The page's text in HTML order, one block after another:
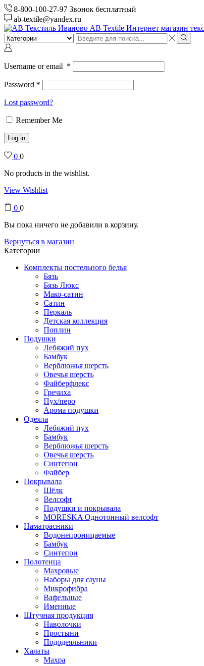
8-800-100-27-97 Звонок бесплатный
ab-textile@yandex.ru
Search
input
Search
Username or email *
Password *
Lost password?
Remember Me
Log in
0 0
No products in the wishlist.
View Wishlist
0 0
Вы пока ничего не добавили в корзину.
Вернуться в магазин
Категории
Комплекты постельного белья
Бязь
Бязь Люкс
Мако-сатин
Сатин
Перкаль
Детская коллекция
Поплин
Подушки
Лебяжий пух
Бамбук
Верблюжья шерсть
Овечья шерсть
Файберфлекс
Гречиха
Пух/перо
Арома подушки
Одеяла
Лебяжий пух
Бамбук
Верблюжья шерсть
Овечья шерсть
Синтепон
Файбер
Покрывала
Шёлк
Велсофт
Подушки и покрывала
MORESKA Однотонный велсофт
Наматрасники
Водонепроницаемые
Бамбук
Синтепон
Полотенца
Махровые
Наборы для сауны
Микрофибра
Вафельные
Именные
Штучная продукция
Наволочки
Простыни
Пододеяльники
Халаты
Махра